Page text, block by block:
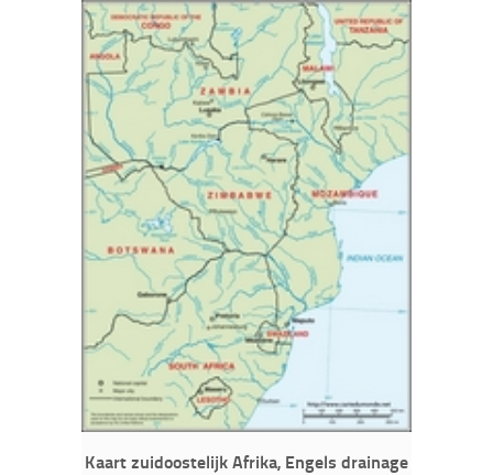
Kaart zuidoostelijk Afrika, Engels drainage